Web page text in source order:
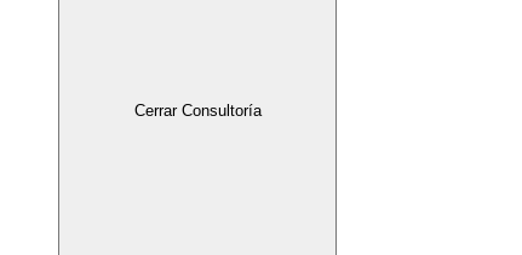
Cerrar Consultoría